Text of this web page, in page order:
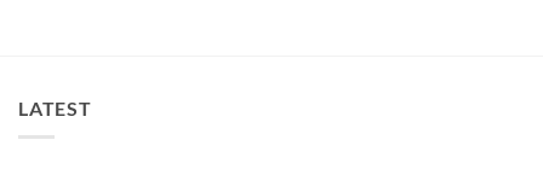
Die
Optionen
LATEST